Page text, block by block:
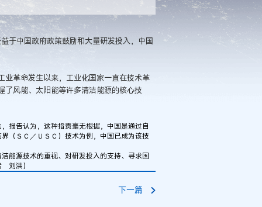
中国政府政策鼓励和大量研发投入，中国
革命发生以来，工业化国家一直在技术革
风能、太阳能等许多清洁能源的核心技
告认为，这种指责毫无根据，中国是通过自
（ＳＣ／ＵＳＣ）技术为例，中国已成为该技
源技术的重视、对研发投入的支持、寻求国
刘洪）
下一篇